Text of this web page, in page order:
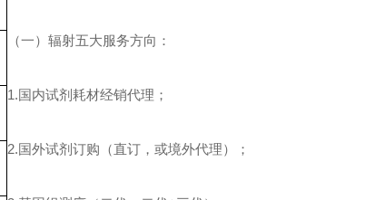
（一）辐射五大服务方向：
1.国内试剂耗材经销代理；
2.国外试剂订购（直订，或境外代理）；